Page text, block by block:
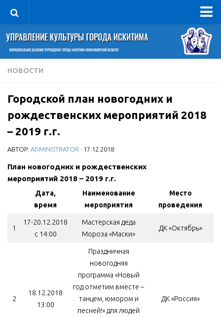
Управление
Руководитель
Сведения об организации
Книга почета культуры
Фотогалерея
Документы
Учредительные документы
Правовая база
Противодействие коррупции
МБУ Дом культуры «Молодость»
МБУ Дом культуры «Октябрь»
МБОУ ДО «Детская школа искусств»
МБУК «Искитимский городской историко-художественный
НОВОСТИ
Городской план новогодних и
рождественских мероприятий 2018
– 2019 г.г.
АВТОР: ADMINISTRATOR · 17.12.2018
План новогодних и рождественских
мероприятий 2018 – 2019 г.г.
Дата,
время
Наименование
мероприятия
Место
проведения
1
17-20.12.2018
с 14:00
Мастерская деда
Мороза «Маски»
ДК «Октябрь»
2
18.12.2018
13:00
Праздничная
новогодняя
программа «Новый
год отметим вместе –
танцем, юмором и
песней!» для людей
ДК «Россия»